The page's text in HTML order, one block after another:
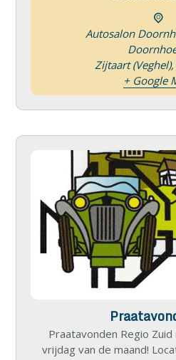
Autosalon
Zijtaart (Veghel),
+ Google
Praatavonden Regio
vrijdag van de maand!